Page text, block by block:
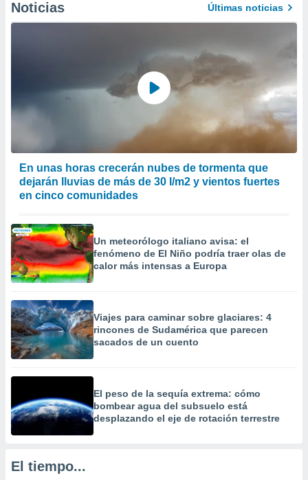
momento
en
de
un
datos
perfiles
crear un
la
contenido
medir el
de la
el
de
Noticias Últimas noticias
En unas horas crecerán nubes de tormenta que
dejarán lluvias de más de 30 l/m2 y vientos fuertes
en cinco comunidades
Un meteorólogo italiano avisa: el
fenómeno de El Niño podría traer olas de
calor más intensas a Europa
Viajes para caminar sobre glaciares: 4
rincones de Sudamérica que parecen
sacados de un cuento
El peso de la sequía extrema: cómo
bombear agua del subsuelo está
desplazando el eje de rotación terrestre
El tiempo...